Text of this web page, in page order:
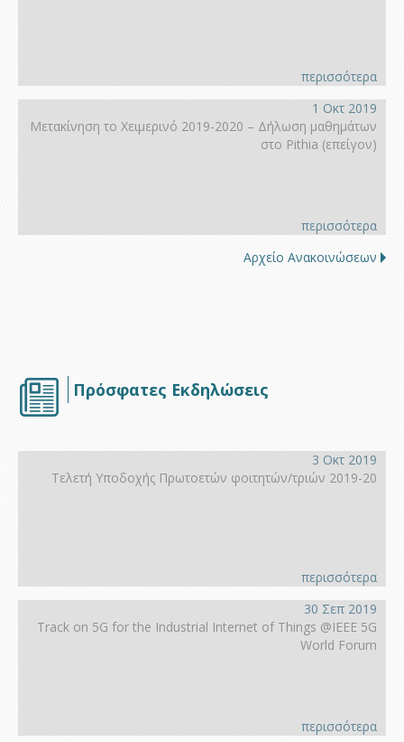
περισσότερα
1 Οκτ 2019
Μετακίνηση το Χειμερινό 2019-2020 – Δήλωση μαθημάτων
στο Pithia (επείγον)
περισσότερα
Αρχείο Ανακοινώσεων
Πρόσφατες Εκδηλώσεις
3 Οκτ 2019
Τελετή Υποδοχής Πρωτοετών φοιτητών/τριών 2019-20
περισσότερα
30 Σεπ 2019
Track on 5G for the Industrial Internet of Things @IEEE 5G
World Forum
περισσότερα